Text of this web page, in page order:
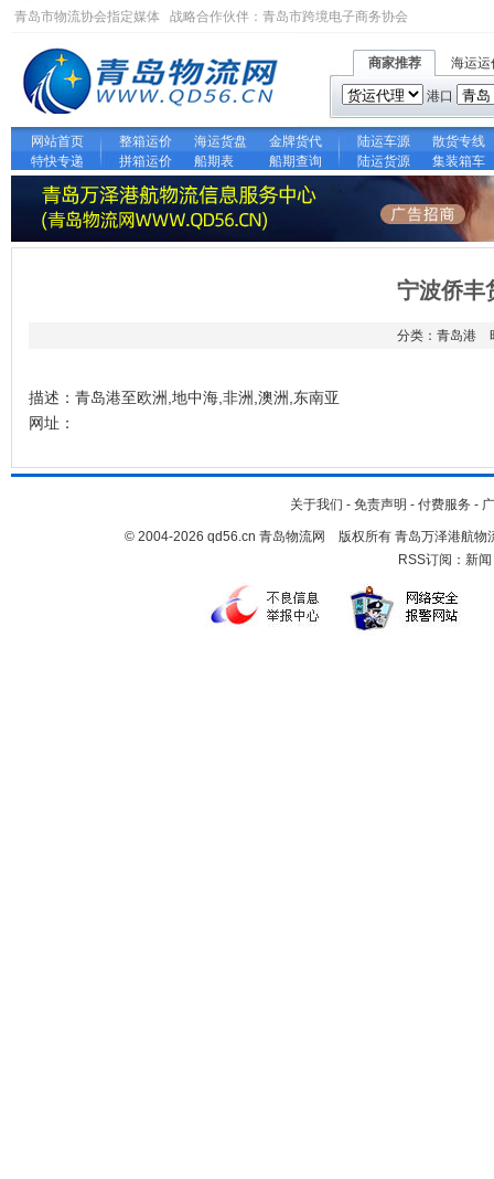
青岛市物流协会指定媒体 战略合作伙伴： 青岛市跨境电子商务协会
商家推荐 海运运
港口
网站首页 整箱运价 海运货盘 金牌货代 陆运车源
散货专线
特快专递
拼箱运价 船期表 船期查询 陆运货源 集装箱车
宁波侨丰
分类：青岛港
描述：青岛港至欧洲,地中海,非洲,澳洲,东南亚
网址：
关于我们 - 免责声明 - 付费服务 -
© 2004-2026 qd56.cn 青岛物流网 版权所有 青岛万泽港航物
RSS订阅： 新闻